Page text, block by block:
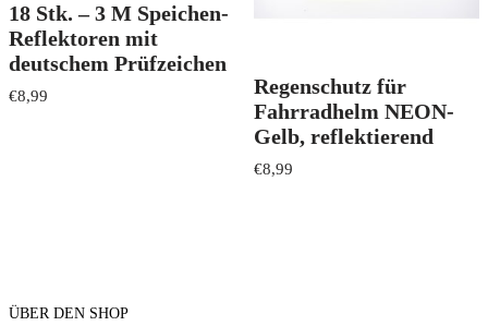
18 Stk. – 3 M Speichen-
Reflektoren mit
deutschem Prüfzeichen
€8,99
Regenschutz für
Fahrradhelm NEON-
Gelb, reflektierend
€8,99
ÜBER DEN SHOP